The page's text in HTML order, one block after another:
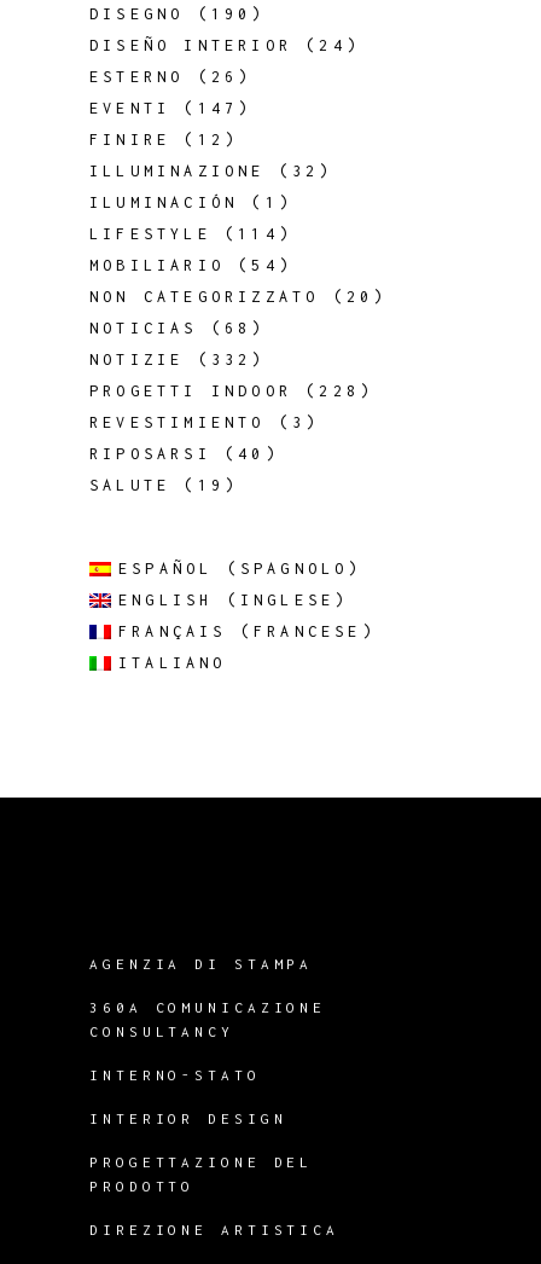
DISEGNO
(190)
DISEÑO INTERIOR
(24)
ESTERNO
(26)
EVENTI
(147)
FINIRE
(12)
ILLUMINAZIONE
(32)
ILUMINACIÓN
(1)
LIFESTYLE
(114)
MOBILIARIO
(54)
NON CATEGORIZZATO
(20)
NOTICIAS
(68)
NOTIZIE
(332)
PROGETTI INDOOR
(228)
REVESTIMIENTO
(3)
RIPOSARSI
(40)
SALUTE
(19)
ESPAÑOL ( SPAGNOLO )
ENGLISH
( INGLESE )
FRANÇAIS
(FRANCESE )
ITALIANO
AGENZIA DI STAMPA
360A COMUNICAZIONE
CONSULTANCY
INTERNO-STATO
INTERIOR DESIGN
PROGETTAZIONE DEL
PRODOTTO
DIREZIONE ARTISTICA